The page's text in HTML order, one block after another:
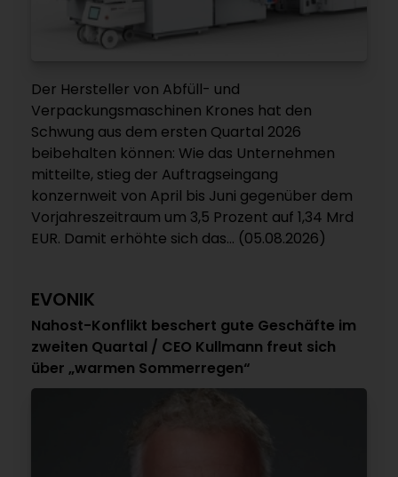
Der Hersteller von Abfüll- und
Verpackungsmaschinen Krones hat den
Schwung aus dem ersten Quartal 2026
beibehalten können: Wie das Unternehmen
mitteilte, stieg der Auftragseingang
konzernweit von April bis Juni gegenüber dem
Vorjahreszeitraum um 3,5 Prozent auf 1,34 Mrd
EUR. Damit erhöhte sich das... (05.08.2026)
EVONIK
Nahost-Konflikt beschert gute Geschäfte im
zweiten Quartal / CEO Kullmann freut sich
über „warmen Sommerregen“